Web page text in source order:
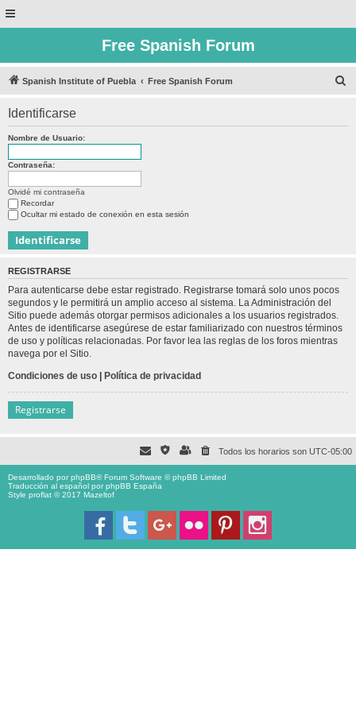
Free Spanish Forum
Spanish Institute of Puebla Free Spanish Forum
Identificarse
Nombre de Usuario:
Contraseña:
Olvidé mi contraseña
Recordar
Ocultar mi estado de conexión en esta sesión
REGISTRARSE
Para autenticarse debe estar registrado. Registrarse tomará solo unos pocos
segundos y le permitirá un amplio acceso al sistema. La Administración del
Sitio puede además otorgar permisos adicionales a los usuarios registrados.
Antes de identificarse asegúrese de estar familiarizado con nuestros términos
de uso y políticas relacionadas. Por favor lea las reglas de los foros mientras
navega por el Sitio.
Condiciones de uso | Política de privacidad
Registrarse
Todos los horarios son UTC-05:00
Desarrollado porphpBB® Forum Software © phpBB Limited
Traducción al español porphpBB España
Style proflat © 2017 Mazeltof